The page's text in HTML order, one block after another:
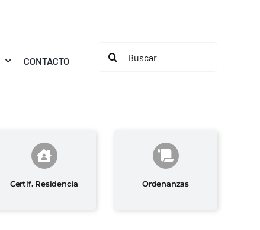
CONTACTO
Buscar:
Certif. Residencia Ordenanzas